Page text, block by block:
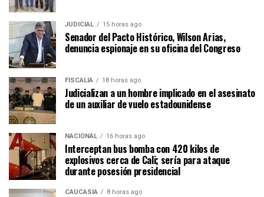
JUDICIAL 15 horas ago
Senador del Pacto Histórico, Wilson Arias,
denuncia espionaje en su oficina del Congreso
FISCALÍA 18 horas ago
Judicializan a un hombre implicado en el asesinato
de un auxiliar de vuelo estadounidense
NACIONAL 16 horas ago
Interceptan bus bomba con 420 kilos de
explosivos cerca de Cali; sería para ataque
durante posesión presidencial
CAUCASIA 8 horas ago